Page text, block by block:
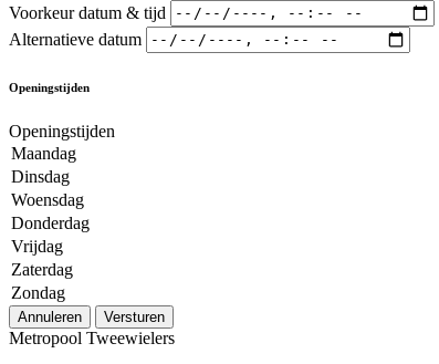
Voorkeur datum & tijd
Alternatieve datum
Openingstijden
Openingstijden
Maandag
Dinsdag
Woensdag
Donderdag
Vrijdag
Zaterdag
Zondag
Annuleren Versturen
Metropool Tweewielers